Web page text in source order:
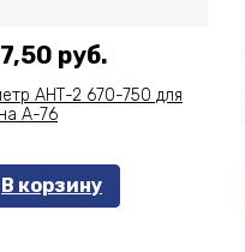
руб.
АНТ-2 670-750 для
А-76
В корзину